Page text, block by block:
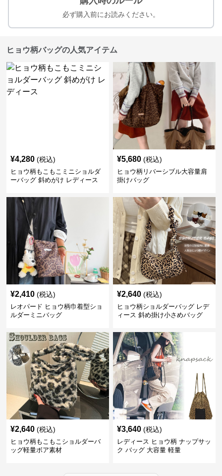
必ず購入前にお読みください。
ヒョウ柄バッグの人気アイテム
¥4,280 (税込)
ヒョウ柄もこもこミニショルダ
ーバッグ 斜めがけ レディース
¥5,680 (税込)
ヒョウ柄リバーシブル大容量肩
掛けバッグ
¥2,410 (税込)
レオパード ヒョウ柄巾着型ショ
ルダーミニバッグ
¥2,640 (税込)
ヒョウ柄ショルダーバッグ レデ
ィース 斜め掛け小さめバッグ
¥2,640 (税込)
ヒョウ柄もこもこショルダーバ
ッグ軽量ボア素材
¥3,640 (税込)
レディース ヒョウ柄 ナップサッ
ク バッグ 大容量 軽量